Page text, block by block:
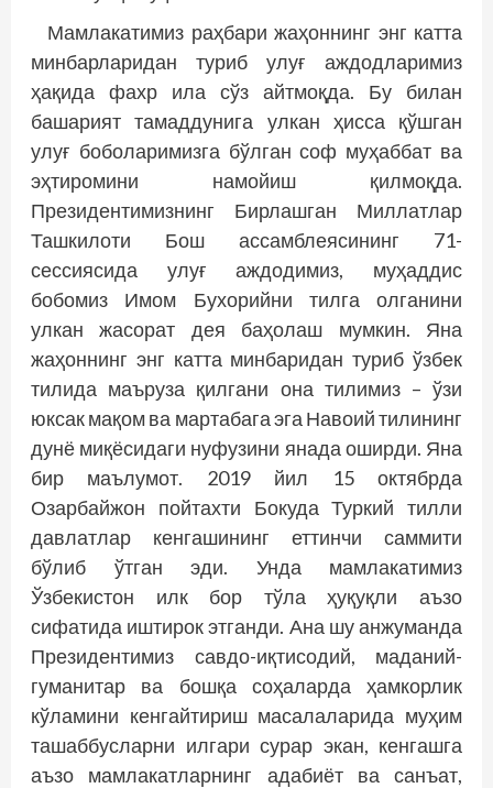
Мамлакатимиз раҳбари жаҳоннинг энг катта
минбарларидан туриб улуғ аждодларимиз
ҳақида фахр ила сўз айтмоқда. Бу билан
башарият тамаддунига улкан ҳисса қўшган
улуғ боболаримизга бўлган соф муҳаб­бат ва
эҳтиромини намойиш қилмоқда.
Президентимизнинг Бирлашган Миллатлар
Ташкилоти Бош ассамблеясининг 71-
сессиясида улуғ аждодимиз, муҳаддис
бобомиз Имом Бухорийни тилга олганини
улкан жасорат дея баҳолаш мумкин. Яна
жаҳоннинг энг катта минбаридан туриб ўзбек
тилида маъруза қилгани она тилимиз – ўзи
юксак мақом ва мартабага эга Навоий тилининг
дунё миқёсидаги нуфузини янада оширди. Яна
бир маълумот. 2019 йил 15 октябрда
Озарбайжон пойтахти Бокуда Туркий тилли
давлатлар кенгашининг еттинчи саммити
бўлиб ўтган эди. Унда мамлакатимиз
Ўзбекистон илк бор тўла ҳуқуқли аъзо
сифатида иштирок этганди. Ана шу анжуманда
Президентимиз савдо-иқтисодий, маданий-
гуманитар ва бошқа соҳаларда ҳамкорлик
кўламини кенгайтириш масалаларида муҳим
ташаббусларни илгари сурар экан, кенгашга
аъзо мамлакатларнинг адабиёт ва санъат,